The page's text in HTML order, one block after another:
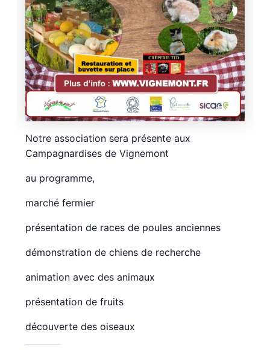
Notre association sera présente aux
Campagnardises de Vignemont
au programme,
marché fermier
présentation de races de poules anciennes
démonstration de chiens de recherche
animation avec des animaux
présentation de fruits
découverte des oiseaux